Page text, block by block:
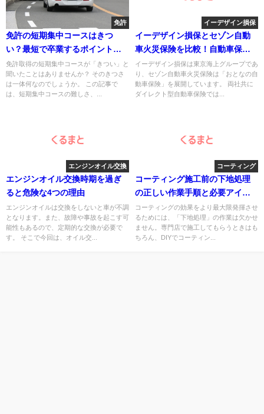
免許
免許の短期集中コースはきつ
い？最短で卒業するポイントを
紹介！合宿免許と通学の違いも
解説
免許取得の短期集中コースが「きつい」と
聞いたことはありませんか？ そのきつさ
は一体何なのでしょうか。 この記事で
は、短期集中コースの難しさ、...
イーデザイン損保
イーデザイン損保とセゾン自動
車火災保険を比較！自動車保険
選びの5つのポイントを詳しく解
説！
イーデザイン損保は東京海上グループであ
り、セゾン自動車火災保険は「おとなの自
動車保険」を展開しています。 両社共に
ダイレクト型自動車保険では...
エンジンオイル交換
エンジンオイル交換時期を過ぎ
ると危険な4つの理由
エンジンオイルは交換をしないと車が不調
となります。また、故障や事故を起こす可
能性もあるので、定期的な交換が必要で
す。 そこで今回は、オイル交...
コーティング
コーティング施工前の下地処理
の正しい作業手順と必要アイテ
ム
コーティングの効果をより最大限発揮させ
るためには、「下地処理」の作業は欠かせ
ません。専門店で施工してもらうときはも
ちろん、DIYでコーティン...